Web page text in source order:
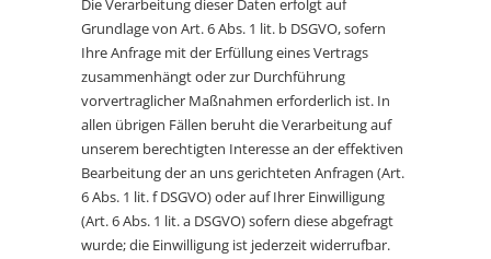
Die Verarbeitung dieser Daten erfolgt auf
Grundlage von Art. 6 Abs. 1 lit. b DSGVO, sofern
Ihre Anfrage mit der Erfüllung eines Vertrags
zusammenhängt oder zur Durchführung
vorvertraglicher Maßnahmen erforderlich ist. In
allen übrigen Fällen beruht die Verarbeitung auf
unserem berechtigten Interesse an der effektiven
Bearbeitung der an uns gerichteten Anfragen (Art.
6 Abs. 1 lit. f DSGVO) oder auf Ihrer Einwilligung
(Art. 6 Abs. 1 lit. a DSGVO) sofern diese abgefragt
wurde; die Einwilligung ist jederzeit widerrufbar.